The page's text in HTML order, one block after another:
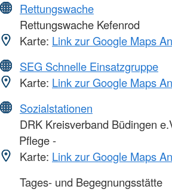
Rettungswache
Rettungswache Kefenrod
Karte: Link zur Google Maps
SEG Schnelle Einsatzgruppe
Karte: Link zur Google Maps
Sozialstationen
DRK Kreisverband Büdingen
Pflege -
Karte: Link zur Google Maps
Tages- und Begegnungsstätte